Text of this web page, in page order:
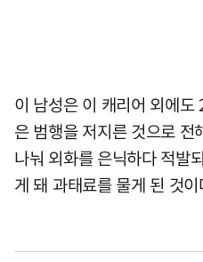
이 남성은 이 캐리어 외에
은 범행을 저지른 것으로
나눠 외화를 은닉하다 적발
게 돼 과태료를 물게 된 것이